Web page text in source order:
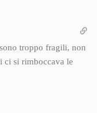
troppo fragili, non
ci si rimboccava le